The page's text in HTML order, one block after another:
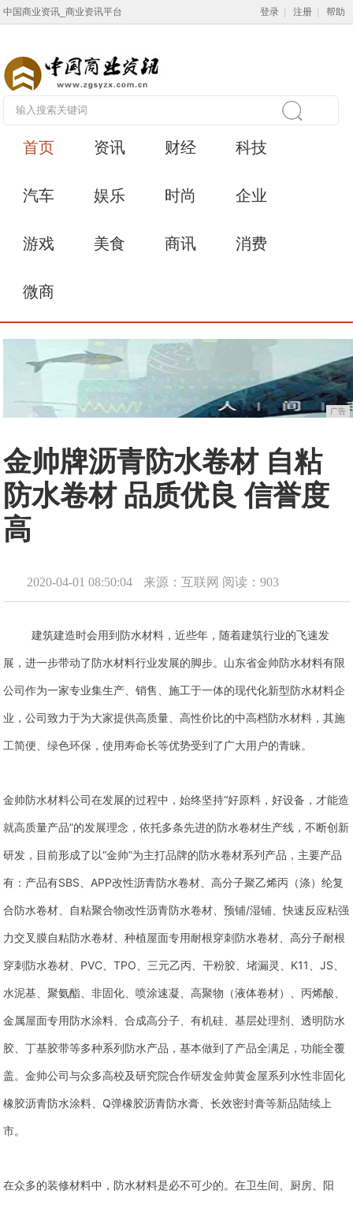
中国商业资讯_商业资讯平台 登录 注册 帮助
首页 资讯 财经 科技
汽车 娱乐 时尚 企业
游戏 美食 商讯 消费
微商
广告
金帅牌沥青防水卷材 自粘
防水卷材 品质优良 信誉度
高
2020-04-01 08:50:04 来源：互联网 阅读：903
建筑建造时会用到防水材料，近些年，随着建筑行业的飞速发
展，进一步带动了防水材料行业发展的脚步。山东省金帅防水材料有限
公司作为一家专业集生产、销售、施工于一体的现代化新型防水材料企
业，公司致力于为大家提供高质量、高性价比的中高档防水材料，其施
工简便、绿色环保，使用寿命长等优势受到了广大用户的青睐。
金帅防水材料公司在发展的过程中，始终坚持“好原料，好设备，才能造
就高质量产品”的发展理念，依托多条先进的防水卷材生产线，不断创新
研发，目前形成了以“金帅”为主打品牌的防水卷材系列产品，主要产品
有：产品有SBS、APP改性沥青防水卷材、高分子聚乙烯丙（涤）纶复
合防水卷材、自粘聚合物改性沥青防水卷材、预铺/湿铺、快速反应粘强
力交叉膜自粘防水卷材、种植屋面专用耐根穿刺防水卷材、高分子耐根
穿刺防水卷材、PVC、TPO、三元乙丙、干粉胶、堵漏灵、K11、JS、
水泥基、聚氨酯、非固化、喷涂速凝、高聚物（液体卷材）、丙烯酸、
金属屋面专用防水涂料、合成高分子、有机硅、基层处理剂、透明防水
胶、丁基胶带等多种系列防水产品，基本做到了产品全满足，功能全覆
盖。金帅公司与众多高校及研究院合作研发金帅黄金屋系列水性非固化
橡胶沥青防水涂料、Q弹橡胶沥青防水膏、长效密封膏等新品陆续上
市。
在众多的装修材料中，防水材料是必不可少的。在卫生间、厨房、阳